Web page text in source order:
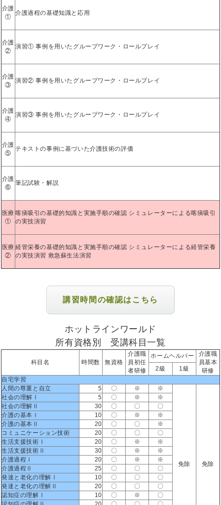
介護
①
介護過程の基礎知識と応用
介護
②
演習① 事例を用いたグループワーク・ロールプレイ
介護
③
演習② 事例を用いたグループワーク・ロールプレイ
介護
④
演習③ 事例を用いたグループワーク・ロールプレイ
介護
⑤
テキストの事例に基づいた介護技術の評価
介護
⑥
筆記試験・解説
医療
①
喀痰吸引の基礎的知識と実施手順の確認 シミュレーターによる喀痰吸引
の実技演習
医療
②
経管栄養の基礎的知識と実施手順の確認 シミュレーターによる経管栄養
の実技演習 救急蘇生法演習
講習時間の確認はこちら
ホットラインワールド
所有資格別 受講科目一覧
科目名 時間数 無資格
介護職
員初任
者研修
ホームヘルパー
介護職
員基本
研修
2級
1級
自宅学習
人間の尊重と自立
5 〇 ※ ※
免除 免除
社会の理解Ⅰ 5 〇 ※
※
社会の理解Ⅱ
30 〇 〇
〇
介護の基本Ⅰ
10 〇 ※
※
介護の基本Ⅱ
20 〇 〇
※
コミュニケーション技術
20 〇 〇
〇
生活支援技術Ⅰ
20 〇 ※
※
生活支援技術Ⅱ
30 〇 ※
※
介護過程Ⅰ
20 〇 ※
※
介護過程Ⅱ
25 〇 〇
〇
発達と老化の理解Ⅰ
10 〇 〇
〇
発達と老化の理解Ⅱ
20 〇 〇
〇
認知症の理解Ⅰ
10 〇 ※
〇